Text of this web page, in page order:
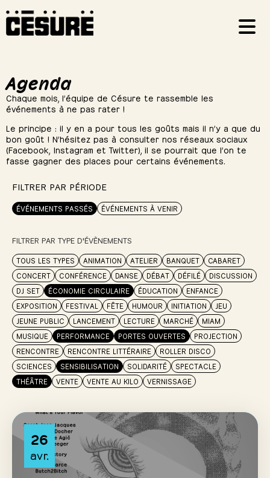
Agenda
Chaque mois, l’équipe de Césure te rassemble les
événements à ne pas rater !
Le principe : il y en a pour tous les goûts mais il n’y a que du
bon goût ! N’hésitez pas à consulter nos réseaux sociaux
(Facebook, Instagram et Twitter), il se pourrait que l’on te
fasse gagner des places pour certains événements.
FILTRER PAR PÉRIODE
ÉVÉNEMENTS PASSÉS ÉVÉNEMENTS À VENIR
FILTRER PAR TYPE D'ÉVÈNEMENTS
TOUS LES TYPES ANIMATION ATELIER BANQUET
CABARET
CONCERT
CONFÉRENCE DANSE DÉBAT DÉFILÉ
DISCUSSION
DJ SET
ÉCONOMIE CIRCULAIRE ÉDUCATION
ENFANCE
EXPOSITION
FESTIVAL FÊTE HUMOUR INITIATION
JEU
JEUNE PUBLIC
LANCEMENT LECTURE MARCHÉ
MIAM
MUSIQUE
PERFORMANCE PORTES OUVERTES
PROJECTION
RENCONTRE
RENCONTRE LITTÉRAIRE
ROLLER DISCO
SCIENCES
SENSIBILISATION SOLIDARITÉ
SPECTACLE
THÉÂTRE
VENTE VENTE AU KILO VERNISSAGE
26
avr.